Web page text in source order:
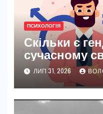
ПСИХОЛОГІЯ
Скільки є
сучасному
ЛИП 31, 2026